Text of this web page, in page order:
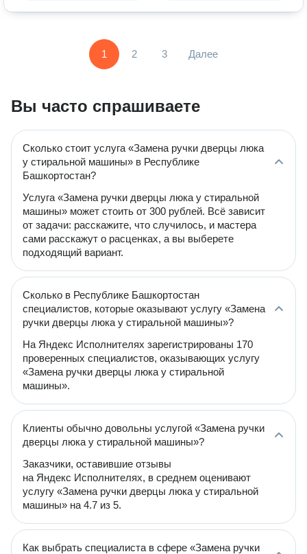
1 2 3 Далее
Вы часто спрашиваете
Сколько стоит услуга «Замена ручки дверцы люка
у стиральной машины» в Республике
Башкортостан?
Услуга «Замена ручки дверцы люка у стиральной
машины» может стоить от 300 рублей. Всё зависит
от задачи: расскажите, что случилось, и мастера
сами расскажут о расценках, а вы выберете
подходящий вариант.
Сколько в Республике Башкортостан
специалистов, которые оказывают услугу «Замена
ручки дверцы люка у стиральной машины»?
На Яндекс Исполнителях зарегистрированы 170
проверенных специалистов, оказывающих услугу
«Замена ручки дверцы люка у стиральной
машины».
Клиенты обычно довольны услугой «Замена ручки
дверцы люка у стиральной машины»?
Заказчики, оставившие отзывы
на Яндекс Исполнителях, в среднем оценивают
услугу «Замена ручки дверцы люка у стиральной
машины» на 4.7 из 5.
Как выбрать специалиста в сфере «Замена ручки